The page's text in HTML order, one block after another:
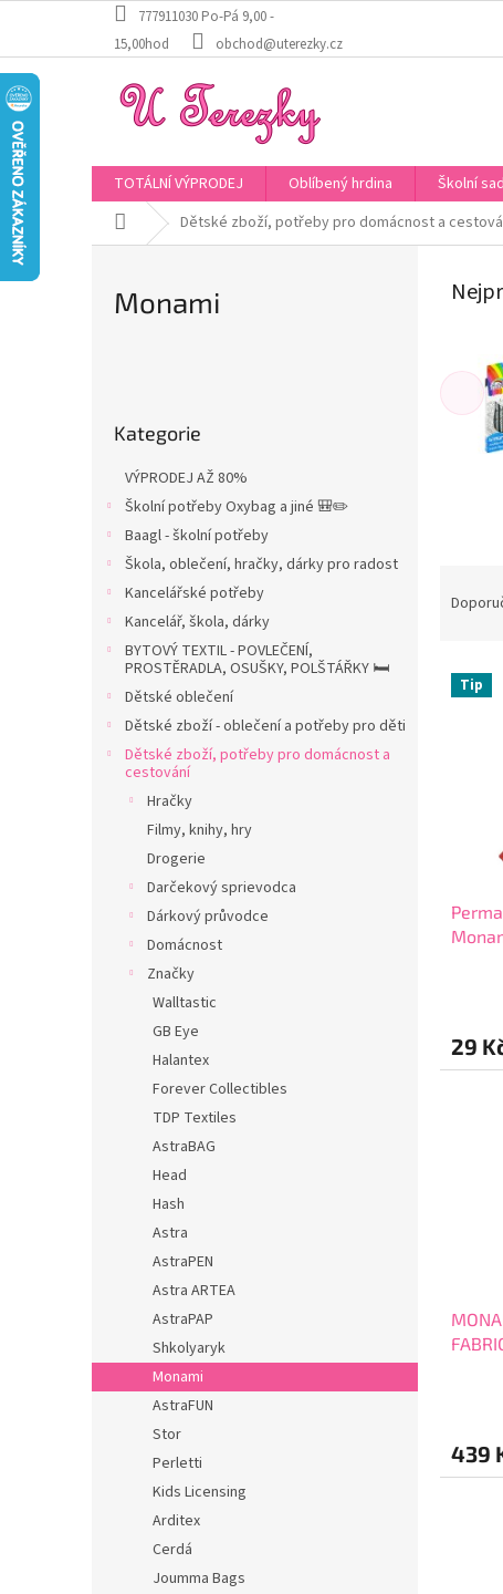
obsah
777911030 Po-Pá 9,00 -
15,00hod
obchod@uterezky.cz
TOTÁLNÍ VÝPRODEJ Oblíbený hrdina Školní
Domů Dětské zboží, potřeby pro domácnost a
Monami
kategorie
Kategorie
VÝPRODEJ AŽ 80%
Školní potřeby Oxybag a jiné 🎒✏️
Baagl - školní potřeby
Škola, oblečení, hračky, dárky pro radost
Kancelářské potřeby
Kancelář, škola, dárky
BYTOVÝ TEXTIL - POVLEČENÍ,
PROSTĚRADLA, OSUŠKY, POLŠTÁŘKY 🛏️
Dětské oblečení
Dětské zboží - oblečení a potřeby pro děti
Dětské zboží, potřeby pro domácnost a
cestování
Hračky
Filmy, knihy, hry
Drogerie
Darčekový sprievodca
Dárkový průvodce
Domácnost
Značky
Walltastic
GB Eye
Halantex
Forever Collectibles
TDP Textiles
AstraBAG
Head
Hash
Astra
AstraPEN
Astra ARTEA
AstraPAP
Shkolyaryk
Monami
AstraFUN
Stor
Perletti
Kids Licensing
Arditex
Cerdá
Joumma Bags
nV Tip
29
439